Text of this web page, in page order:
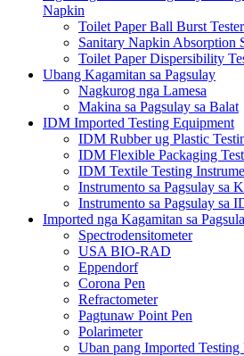
Napkin
Toilet Paper Ball Burst Tester
Sanitary Napkin Absorption
Toilet Paper Dispersibility
Ubang Kagamitan sa Pagsulay
Nagkurog nga Lamesa
Makina sa Pagsulay sa Balat
IDM Imported Testing Equipment
IDM Rubber ug Plastic
IDM Flexible Packaging
IDM Textile Testing
Instrumento sa Pagsulay sa
Instrumento sa Pagsulay sa
Imported nga Kagamitan sa
Spectrodensitometer
USA BIO-RAD
Eppendorf
Corona Pen
Refractometer
Pagtunaw Point Pen
Polarimeter
Uban pang Imported Testing